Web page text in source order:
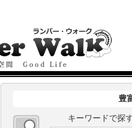
豊
キーワードで探